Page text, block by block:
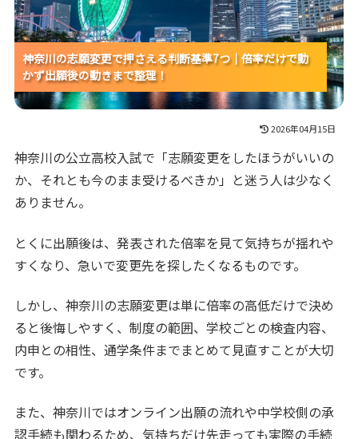
神奈川の志願変更で押さえる判断基準7つ｜倍率だけで動
かず出願後の動きまで整理！
神奈川の志願変更で押さえる判断基準7つ｜倍率だけで動
かず出願後の動きまで整理！
神奈川の志願変更で押さえる判断基準7つ｜倍率だけで動
かず出願後の動きまで整理！
2026年04月15日
神奈川の公立高校入試で「志願変更をしたほうがいいの
か、それとも今のまま受けるべきか」と迷う人は少なく
ありません。
とくに出願後は、発表された倍率を見て気持ちが揺れや
すくなり、急いで変更先を探したくなるものです。
しかし、神奈川の志願変更は単に倍率の高低だけで決め
ると後悔しやすく、制度の範囲、学校ごとの検査内容、
内申との相性、通学条件までまとめて見直すことが大切
です。
また、神奈川ではオンライン出願の流れや中学校側の承
認手続も関わるため、気持ちだけ先走っても実際の手続